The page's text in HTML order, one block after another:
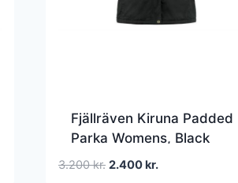
Fjällräven Kiruna Padded
Parka Womens, Black
3.200kr. Den
2.400kr.Den